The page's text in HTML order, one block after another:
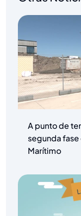
A punto de
segunda
Marítimo